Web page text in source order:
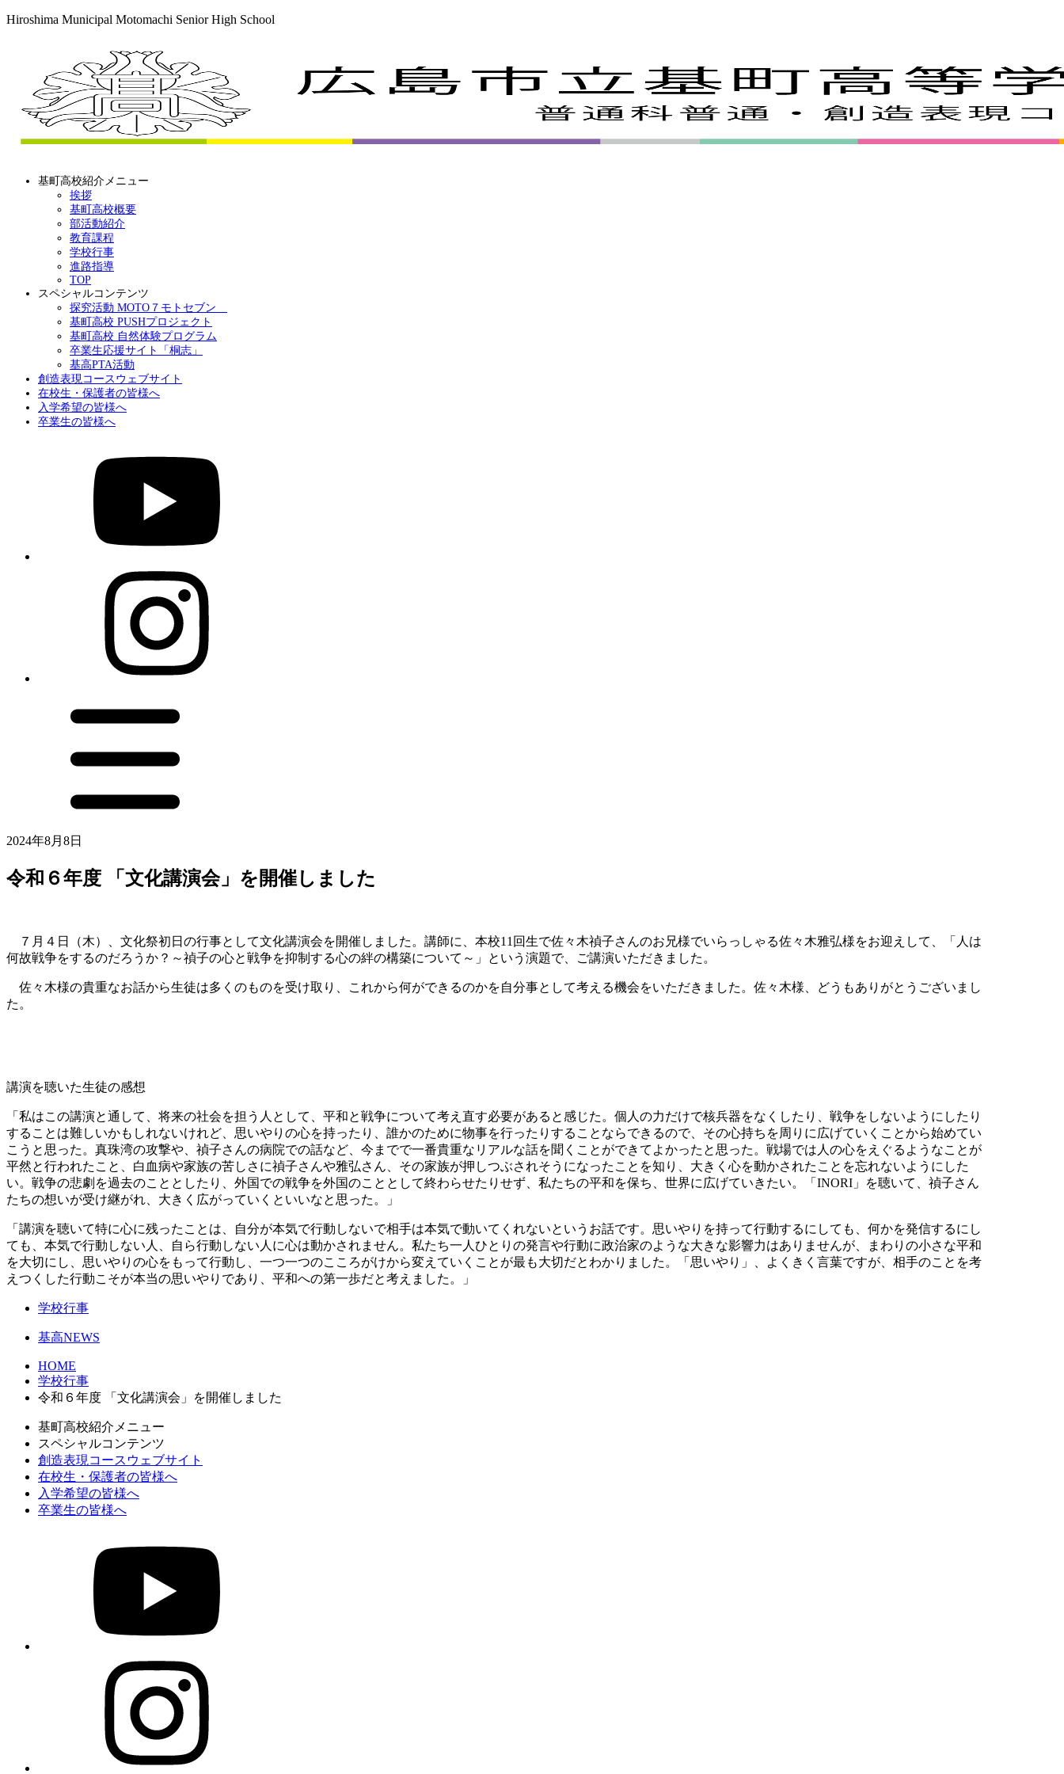
Hiroshima Municipal Motomachi Senior High School
基町高校紹介メニュー
挨拶
基町高校概要
部活動紹介
教育課程
学校行事
進路指導
TOP
スペシャルコンテンツ
探究活動 MOTO７モトセブン
基町高校 PUSHプロジェクト
基町高校 自然体験プログラム
卒業生応援サイト「桐志」
基高PTA活動
創造表現コースウェブサイト
在校生・保護者の皆様へ
入学希望の皆様へ
卒業生の皆様へ
2024年8月8日
令和６年度 「文化講演会」を開催しました
７月４日（木）、文化祭初日の行事として文化講演会を開催しました。講師に、本校11回生で佐々木禎子さんのお兄様でいらっしゃる佐々木雅弘様をお迎えして、「人は
何故戦争をするのだろうか？～禎子の心と戦争を抑制する心の絆の構築について～」という演題で、ご講演いただきました。
佐々木様の貴重なお話から生徒は多くのものを受け取り、これから何ができるのかを自分事として考える機会をいただきました。佐々木様、どうもありがとうございまし
た。
講演を聴いた生徒の感想
「私はこの講演と通して、将来の社会を担う人として、平和と戦争について考え直す必要があると感じた。個人の力だけで核兵器をなくしたり、戦争をしないようにしたり
することは難しいかもしれないけれど、思いやりの心を持ったり、誰かのために物事を行ったりすることならできるので、その心持ちを周りに広げていくことから始めてい
こうと思った。真珠湾の攻撃や、禎子さんの病院での話など、今までで一番貴重なリアルな話を聞くことができてよかったと思った。戦場では人の心をえぐるようなことが
平然と行われたこと、白血病や家族の苦しさに禎子さんや雅弘さん、その家族が押しつぶされそうになったことを知り、大きく心を動かされたことを忘れないようにした
い。戦争の悲劇を過去のこととしたり、外国での戦争を外国のこととして終わらせたりせず、私たちの平和を保ち、世界に広げていきたい。「INORI」を聴いて、禎子さん
たちの想いが受け継がれ、大きく広がっていくといいなと思った。」
「講演を聴いて特に心に残ったことは、自分が本気で行動しないで相手は本気で動いてくれないというお話です。思いやりを持って行動するにしても、何かを発信するにし
ても、本気で行動しない人、自ら行動しない人に心は動かされません。私たち一人ひとりの発言や行動に政治家のような大きな影響力はありませんが、まわりの小さな平和
を大切にし、思いやりの心をもって行動し、一つ一つのこころがけから変えていくことが最も大切だとわかりました。「思いやり」、よくきく言葉ですが、相手のことを考
えつくした行動こそが本当の思いやりであり、平和への第一歩だと考えました。」
学校行事
基高NEWS
HOME
学校行事
令和６年度 「文化講演会」を開催しました
基町高校紹介メニュー
スペシャルコンテンツ
創造表現コースウェブサイト
在校生・保護者の皆様へ
入学希望の皆様へ
卒業生の皆様へ